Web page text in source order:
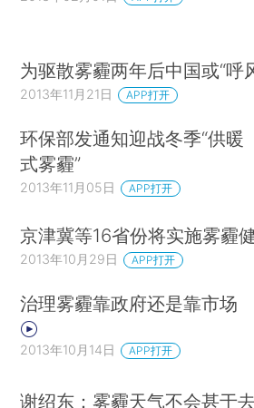
为驱散雾霾两年后中国或“呼
2013年11月21日 APP打开
环保部发通知迎战冬季“供暖
式雾霾”
2013年11月05日 APP打开
京津冀等16省份将实施雾霾
2013年10月29日 APP打开
治理雾霾靠政府还是靠市场
2013年10月14日 APP打开
谢绍东：雾霾天气不会甚于